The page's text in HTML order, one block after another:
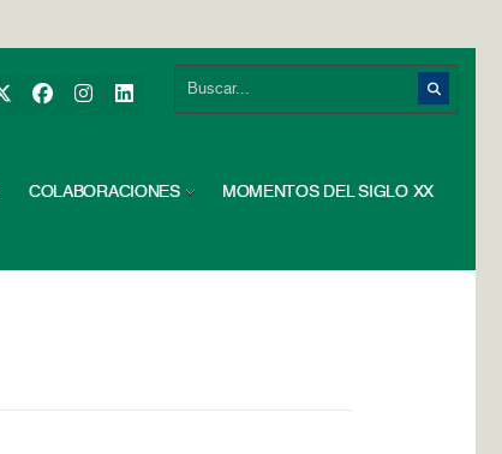
COLABORACIONES MOMENTOS DEL SIGLO XX